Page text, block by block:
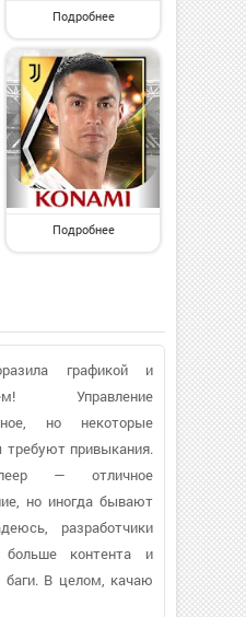
Подробнее
Подробнее
графикой и
Управление
но некоторые
привыкания.
— отличное
но иногда бывают
разработчики
больше контента и
баги. В целом, качаю